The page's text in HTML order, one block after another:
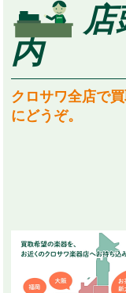
店
内
クロサワ全店で
にどうぞ。